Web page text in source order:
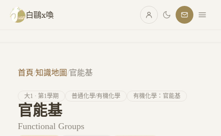
跳至主要內容
白鷗x喚
首頁/知識地圖/官能基
大1 · 第1學期 普通化學/有機化學 有機化學：官能基
官能基
Functional Groups